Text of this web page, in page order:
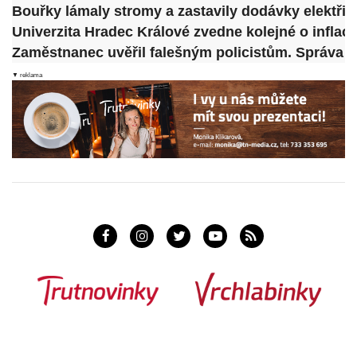
Bouřky lámaly stromy a zastavily dodávky
Univerzita Hradec Králové zvedne kolejné o
Zaměstnanec uvěřil falešným policistům. Správa
▼ reklama